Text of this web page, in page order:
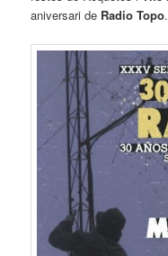
aniversari de Radio Topo.